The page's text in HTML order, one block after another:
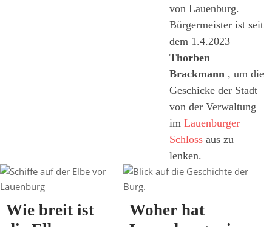
von Lauenburg.
Bürgermeister ist seit
dem 1.4.2023
Thorben
Brackmann, um die
Geschicke der Stadt
von der Verwaltung
im Lauenburger
Schlossaus zu
lenken.
Wie breit ist
Woher hat